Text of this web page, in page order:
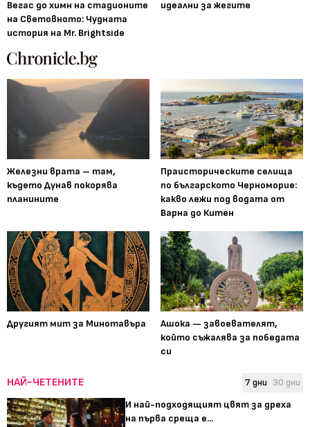
Вегас до химн на стадионите
на Световното: Чудната
история на Mr. Brightside
идеални за жегите
Железни врата – там,
където Дунав покорява
планините
Праисторическите селища
по българското Черноморие:
какво лежи под водата от
Варна до Китен
Другият мит за Минотавъра
Ашока — завоевателят,
който съжалява за победата
си
НАЙ-ЧЕТЕНИТЕ 7 дни 30 дни
И най-подходящият цвят за дреха
на първа среща е...